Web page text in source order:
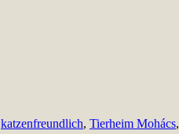
katzenfreundlich, Tierheim Mohács,